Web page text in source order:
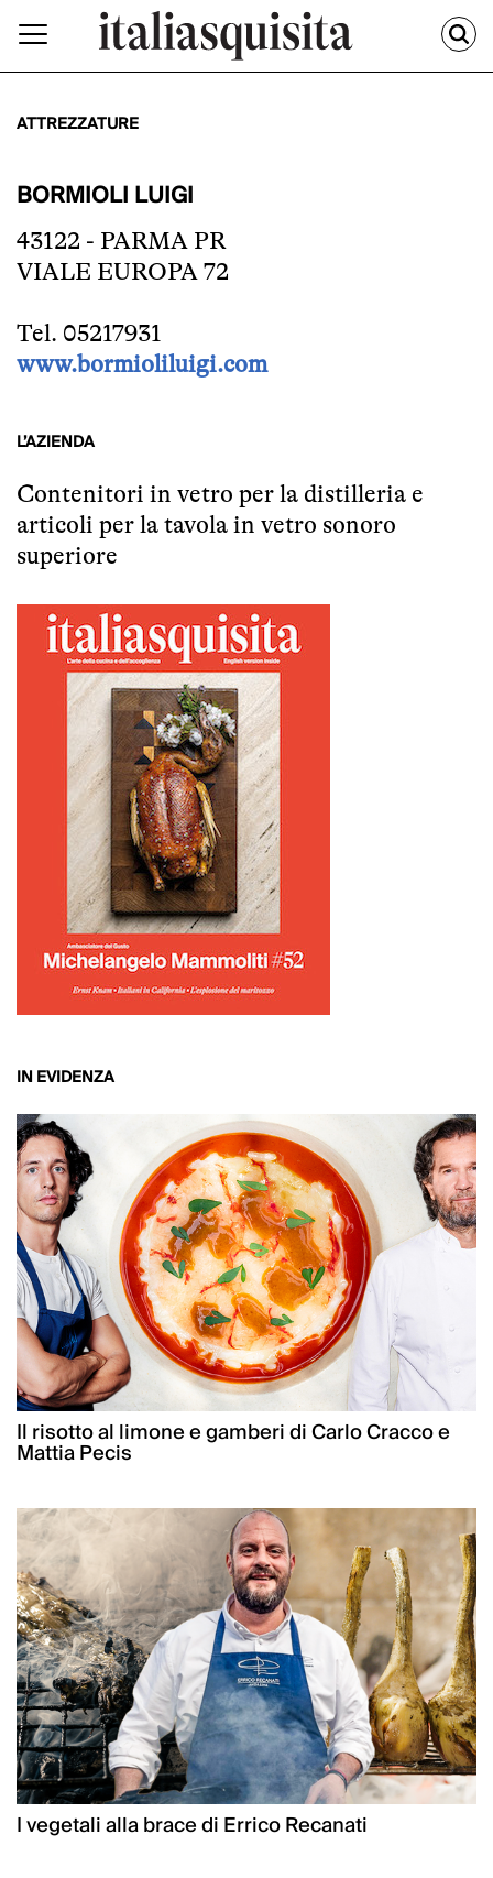
ATTREZZATURE
BORMIOLI LUIGI
43122 - PARMA PR
VIALE EUROPA 72
Tel. 05217931
www.bormioliluigi.com
L’AZIENDA
Contenitori in vetro per la distilleria e
articoli per la tavola in vetro sonoro
superiore
IN EVIDENZA
Il risotto al limone e gamberi di Carlo Cracco e
Mattia Pecis
I vegetali alla brace di Errico Recanati